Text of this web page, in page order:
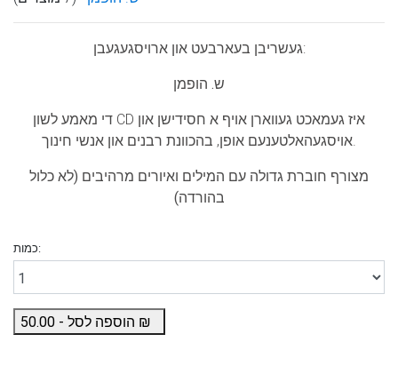
געשריבן בעארבעט און ארויסגעגעבן:
ש. הופמן
די מאמע לשון CD איז געמאכט געווארן אויף א חסידישן און
אויסגעהאלטענעם אופן, בהכוונת רבנים און אנשי חינוך.
מצורף חוברת גדולה עם המילים ואיורים מרהיבים (לא כלול
בהורדה)
כמות:
הוספה לסל - 50.00